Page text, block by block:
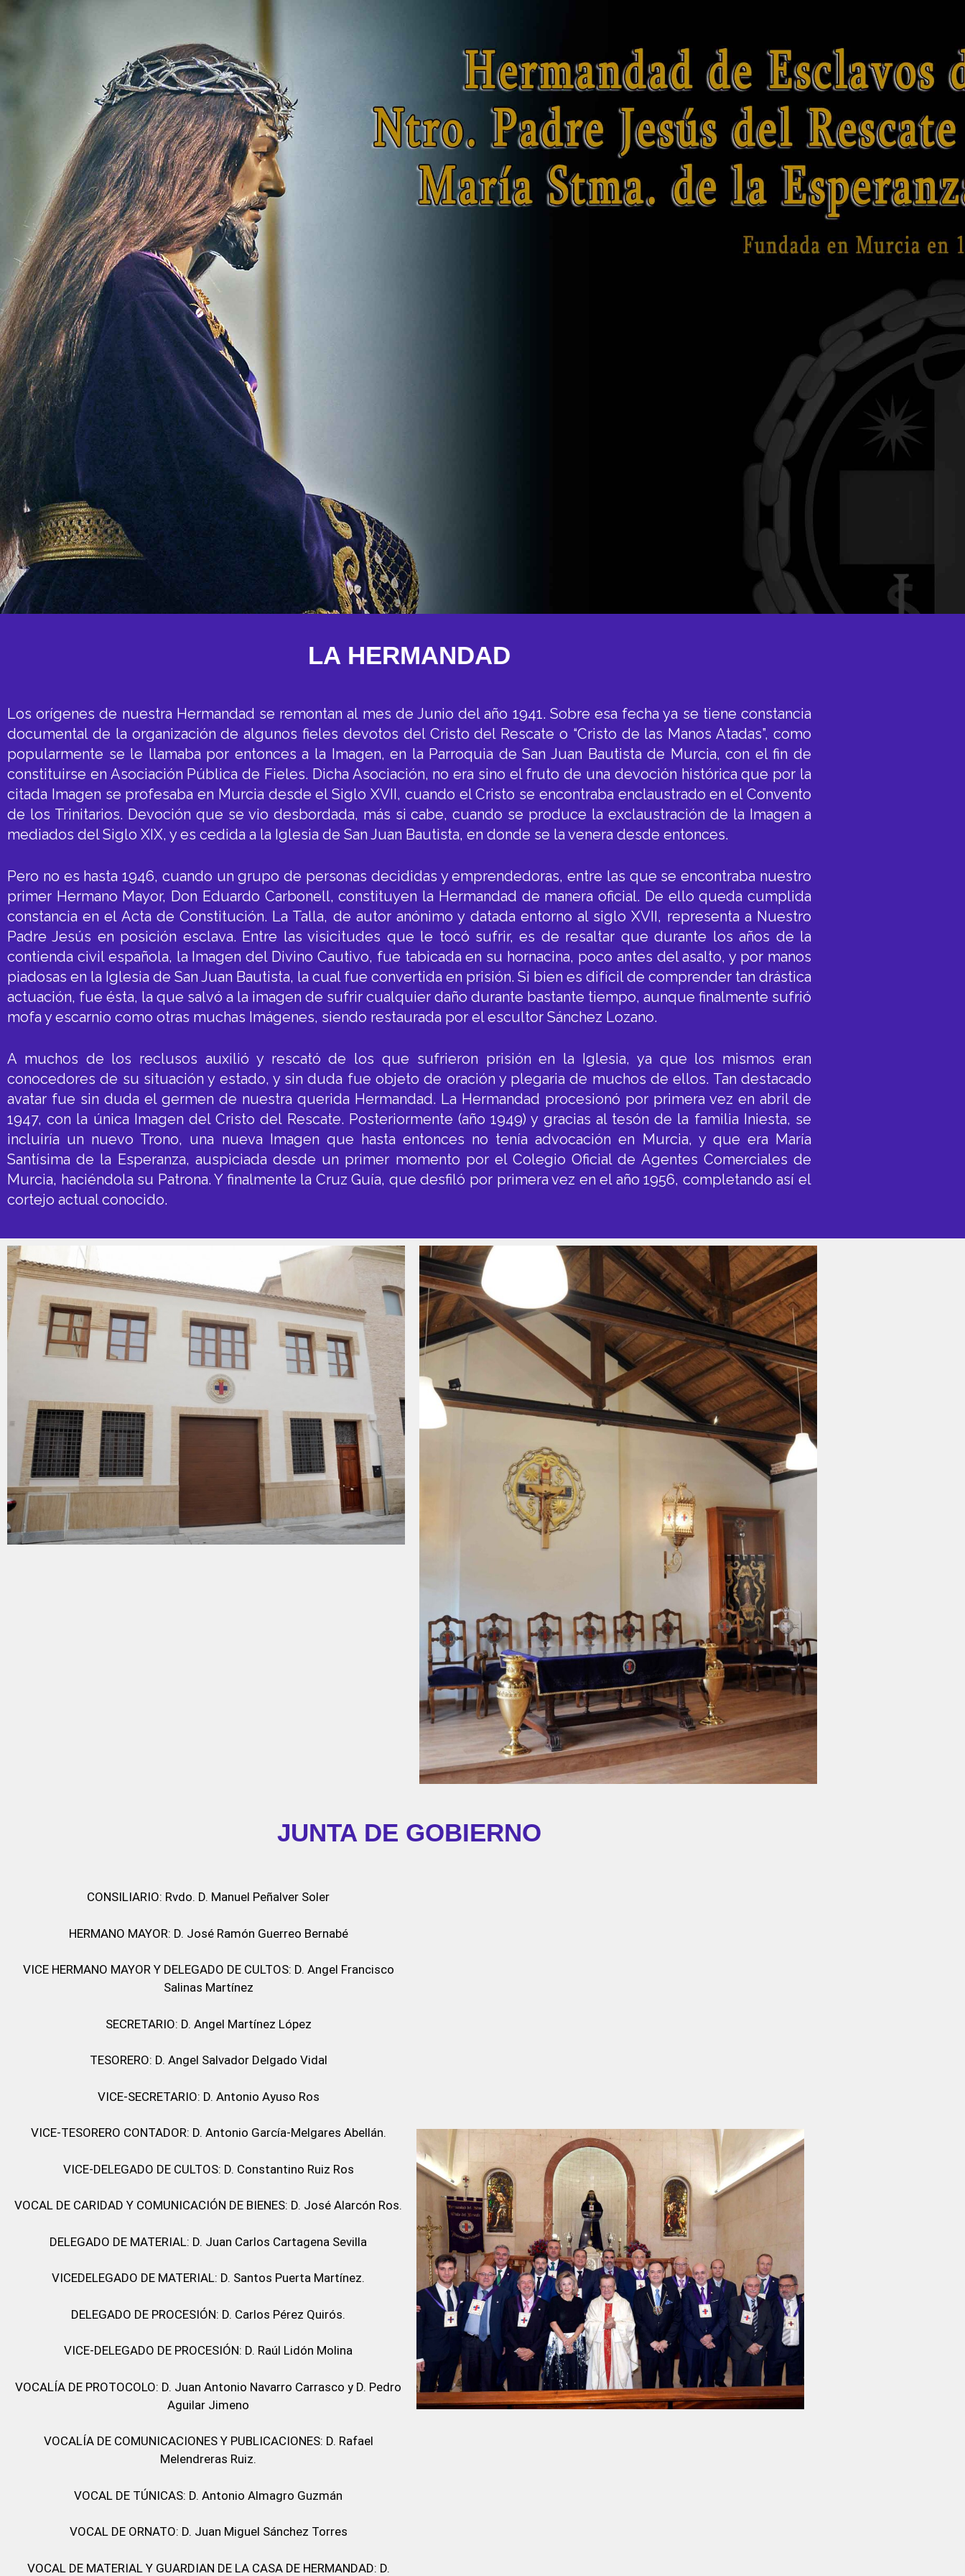
LA HERMANDAD
Los orígenes de nuestra Hermandad se remontan al mes de Junio del año 1941. Sobre esa fecha ya se tiene constancia
documental de la organización de algunos fieles devotos del Cristo del Rescate o “Cristo de las Manos Atadas”, como
popularmente se le llamaba por entonces a la Imagen, en la Parroquia de San Juan Bautista de Murcia, con el fin de
constituirse en Asociación Pública de Fieles. Dicha Asociación, no era sino el fruto de una devoción histórica que por la
citada Imagen se profesaba en Murcia desde el Siglo XVII, cuando el Cristo se encontraba enclaustrado en el Convento
de los Trinitarios. Devoción que se vio desbordada, más si cabe, cuando se produce la exclaustración de la Imagen a
mediados del Siglo XIX, y es cedida a la Iglesia de San Juan Bautista, en donde se la venera desde entonces.
Pero no es hasta 1946, cuando un grupo de personas decididas y emprendedoras, entre las que se encontraba nuestro
primer Hermano Mayor, Don Eduardo Carbonell, constituyen la Hermandad de manera oficial. De ello queda cumplida
constancia en el Acta de Constitución. La Talla, de autor anónimo y datada entorno al siglo XVII, representa a Nuestro
Padre Jesús en posición esclava. Entre las visicitudes que le tocó sufrir, es de resaltar que durante los años de la
contienda civil española, la Imagen del Divino Cautivo, fue tabicada en su hornacina, poco antes del asalto, y por manos
piadosas en la Iglesia de San Juan Bautista, la cual fue convertida en prisión. Si bien es difícil de comprender tan drástica
actuación, fue ésta, la que salvó a la imagen de sufrir cualquier daño durante bastante tiempo, aunque finalmente sufrió
mofa y escarnio como otras muchas Imágenes, siendo restaurada por el escultor Sánchez Lozano.
A muchos de los reclusos auxilió y rescató de los que sufrieron prisión en la Iglesia, ya que los mismos eran
conocedores de su situación y estado, y sin duda fue objeto de oración y plegaria de muchos de ellos. Tan destacado
avatar fue sin duda el germen de nuestra querida Hermandad. La Hermandad procesionó por primera vez en abril de
1947, con la única Imagen del Cristo del Rescate. Posteriormente (año 1949) y gracias al tesón de la familia Iniesta, se
incluiría un nuevo Trono, una nueva Imagen que hasta entonces no tenía advocación en Murcia, y que era María
Santísima de la Esperanza, auspiciada desde un primer momento por el Colegio Oficial de Agentes Comerciales de
Murcia, haciéndola su Patrona. Y finalmente la Cruz Guía, que desfiló por primera vez en el año 1956, completando así el
cortejo actual conocido.
JUNTA DE GOBIERNO
CONSILIARIO: Rvdo. D. Manuel Peñalver Soler
HERMANO MAYOR: D. José Ramón Guerreo Bernabé
VICE HERMANO MAYOR Y DELEGADO DE CULTOS: D. Angel Francisco
Salinas Martínez
SECRETARIO: D. Angel Martínez López
TESORERO: D. Angel Salvador Delgado Vidal
VICE-SECRETARIO: D. Antonio Ayuso Ros
VICE-TESORERO CONTADOR: D. Antonio García-Melgares Abellán.
VICE-DELEGADO DE CULTOS: D. Constantino Ruiz Ros
VOCAL DE CARIDAD Y COMUNICACIÓN DE BIENES: D. José Alarcón Ros.
DELEGADO DE MATERIAL: D. Juan Carlos Cartagena Sevilla
VICEDELEGADO DE MATERIAL: D. Santos Puerta Martínez.
DELEGADO DE PROCESIÓN: D. Carlos Pérez Quirós.
VICE-DELEGADO DE PROCESIÓN: D. Raúl Lidón Molina
VOCALÍA DE PROTOCOLO: D. Juan Antonio Navarro Carrasco y D. Pedro
Aguilar Jimeno
VOCALÍA DE COMUNICACIONES Y PUBLICACIONES: D. Rafael
Melendreras Ruiz.
VOCAL DE TÚNICAS: D. Antonio Almagro Guzmán
VOCAL DE ORNATO: D. Juan Miguel Sánchez Torres
VOCAL DE MATERIAL Y GUARDIAN DE LA CASA DE HERMANDAD: D.